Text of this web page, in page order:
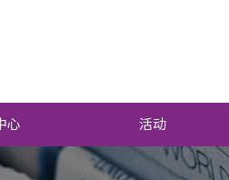
心 活动